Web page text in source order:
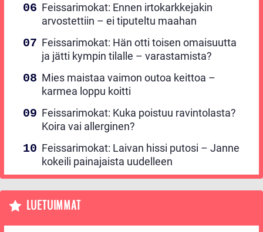
Feissarimokat: Ennen irtokarkkejakin
arvostettiin – ei tiputeltu maahan
Feissarimokat: Hän otti toisen omaisuutta
ja jätti kympin tilalle – varastamista?
Mies maistaa vaimon outoa keittoa –
karmea loppu koitti
Feissarimokat: Kuka poistuu ravintolasta?
Koira vai allerginen?
Feissarimokat: Laivan hissi putosi – Janne
kokeili painajaista uudelleen
LUETUIMMAT